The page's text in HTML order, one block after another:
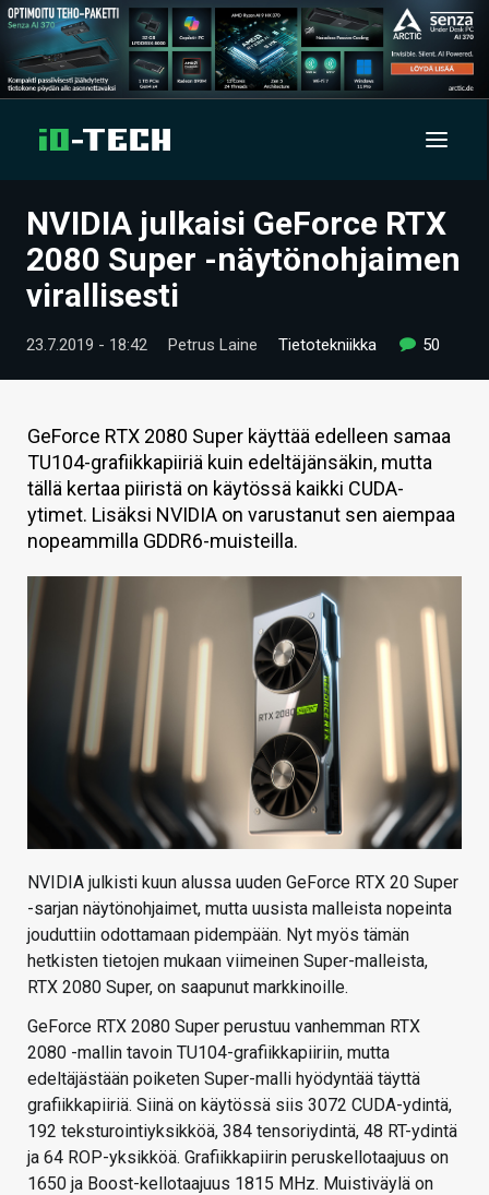
UUTISET
ARTIKKELIT
VIDEOT
TECHBBS
TIETOA
HINTA.FI
KAUPPA
HAKU
NVIDIA julkaisi GeForce RTX
2080 Super -näytönohjaimen
virallisesti
23.7.2019 - 18:42 Petrus Laine Tietotekniikka 50
GeForce RTX 2080 Super käyttää edelleen samaa
TU104-grafiikkapiiriä kuin edeltäjänsäkin, mutta
tällä kertaa piiristä on käytössä kaikki CUDA-
ytimet. Lisäksi NVIDIA on varustanut sen aiempaa
nopeammilla GDDR6-muisteilla.
NVIDIA julkisti kuun alussa uuden GeForce RTX 20 Super
-sarjan näytönohjaimet, mutta uusista malleista nopeinta
jouduttiin odottamaan pidempään. Nyt myös tämän
hetkisten tietojen mukaan viimeinen Super-malleista,
RTX 2080 Super, on saapunut markkinoille.
GeForce RTX 2080 Super perustuu vanhemman RTX
2080 -mallin tavoin TU104-grafiikkapiiriin, mutta
edeltäjästään poiketen Super-malli hyödyntää täyttä
grafiikkapiiriä. Siinä on käytössä siis 3072 CUDA-ydintä,
192 teksturointiyksikköä, 384 tensoriydintä, 48 RT-ydintä
ja 64 ROP-yksikköä. Grafiikkapiirin peruskellotaajuus on
1650 ja Boost-kellotaajuus 1815 MHz. Muistiväylä on